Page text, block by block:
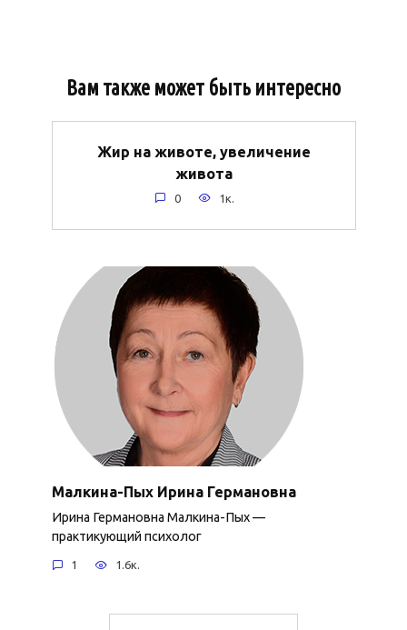
Вам также может быть интересно
Жир на животе, увеличение
живота
0 1к.
Малкина-Пых Ирина Германовна
Ирина Германовна Малкина-Пых —
практикующий психолог
1 1.6к.